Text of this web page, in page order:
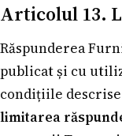
Articolul 13.
Răspunderea
publicat și cu
condițiile
limitarea